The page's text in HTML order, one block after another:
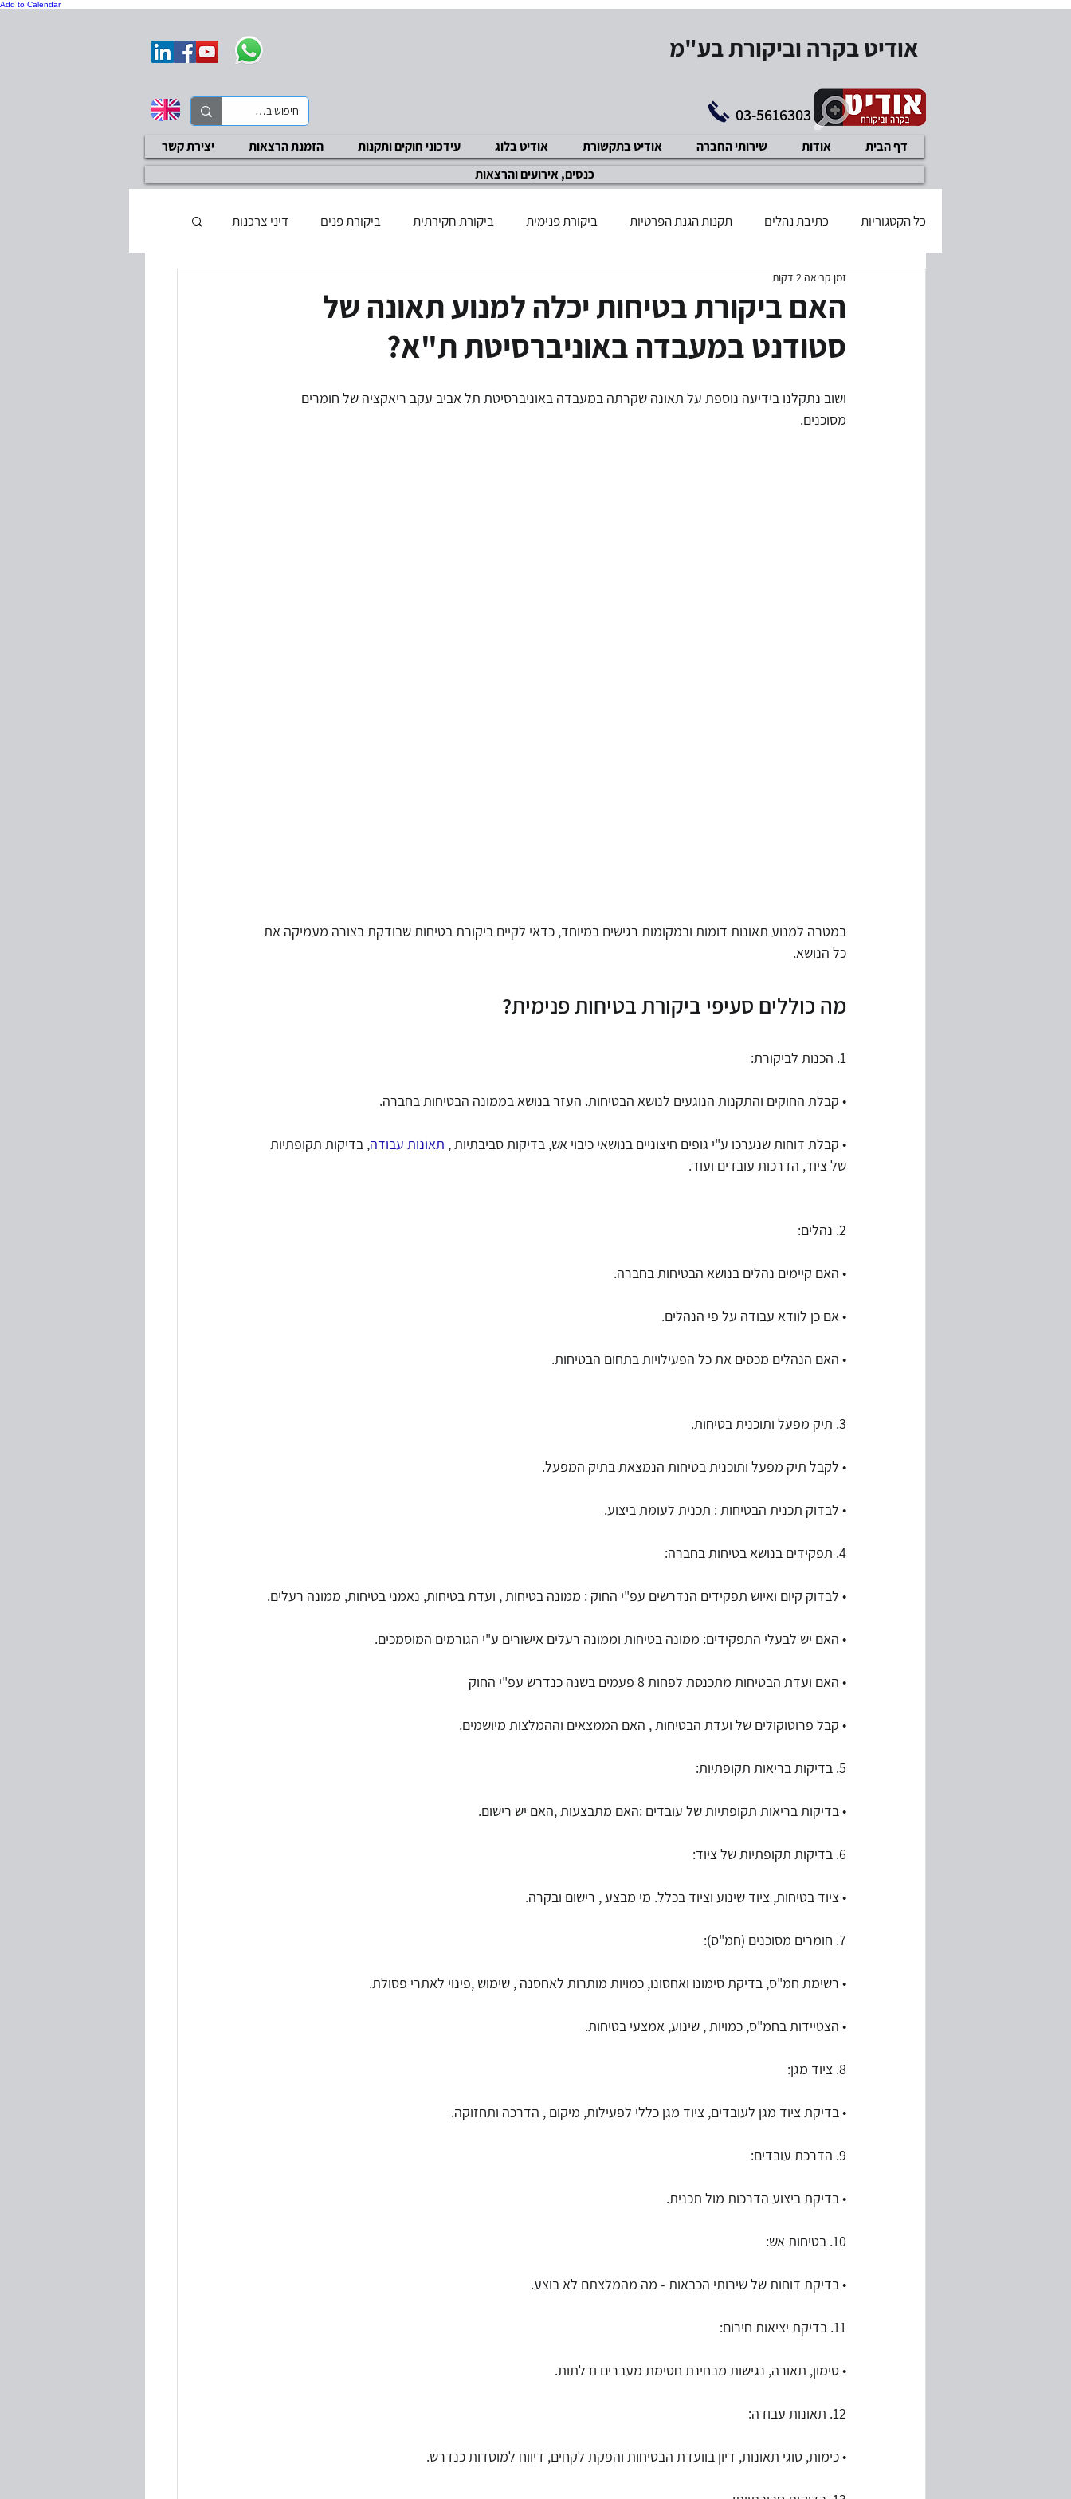
Add to Calendar
אודיט בקרה וביקורת בע"מ
03-5616303
דף הבית אודות שירותי החברה אודיט בתקשורת אודיט בלוג עידכוני חוקים ותקנות הזמנת הרצאות
יצירת קשר
כנסים, אירועים והרצאות
כל הקטגוריות כתיבת נהלים תקנות הגנת הפרטיות ביקורת פנימית ביקורת חקירתית ביקורת פנים דיני צרכנות
בודק שכר מוסמך דיני עבודה
תוכנית עיסקית איזון משאבים ציות ואכיפה מנהלית מניעת הטרדה מינית אבטחת מידע
מסחר אלקטרוני חוק הגנת הפרטיות
האם ביקורת בטיחות יכלה למנוע תאונה של
סטודנט במעבדה באוניברסיטת ת"א?
זמן קריאה 2 דקות
ושוב נתקלנו בידיעה נוספת על תאונה שקרתה במעבדה באוניברסיטת תל אביב עקב ריאקציה של חומרים
מסוכנים.
במטרה למנוע תאונות דומות ובמקומות רגישים במיוחד, כדאי לקיים ביקורת בטיחות שבודקת בצורה מעמיקה את
כל הנושא.
מה כוללים סעיפי ביקורת בטיחות פנימית?
1. הכנות לביקורת:
• קבלת החוקים והתקנות הנוגעים לנושא הבטיחות. העזר בנושא בממונה הבטיחות בחברה.
• קבלת דוחות שנערכו ע"י גופים חיצוניים בנושאי כיבוי אש, בדיקות סביבתיות , תאונות עבודה, בדיקות תקופתיות
של ציוד, הדרכות עובדים ועוד.
2. נהלים:
• האם קיימים נהלים בנושא הבטיחות בחברה.
• אם כן לוודא עבודה על פי הנהלים.
• האם הנהלים מכסים את כל הפעילויות בתחום הבטיחות.
3. תיק מפעל ותוכנית בטיחות.
• לקבל תיק מפעל ותוכנית בטיחות הנמצאת בתיק המפעל.
• לבדוק תכנית הבטיחות : תכנית לעומת ביצוע.
4. תפקידים בנושא בטיחות בחברה:
• לבדוק קיום ואיוש תפקידים הנדרשים עפ"י החוק : ממונה בטיחות , ועדת בטיחות, נאמני בטיחות, ממונה רעלים.
• האם יש לבעלי התפקידים: ממונה בטיחות וממונה רעלים אישורים ע"י הגורמים המוסמכים.
• האם ועדת הבטיחות מתכנסת לפחות 8 פעמים בשנה כנדרש עפ"י החוק
• קבל פרוטוקולים של ועדת הבטיחות , האם הממצאים וההמלצות מיושמים.
5. בדיקות בריאות תקופתיות:
• בדיקות בריאות תקופתיות של עובדים :האם מתבצעות ,האם יש רישום.
6. בדיקות תקופתיות של ציוד:
• ציוד בטיחות, ציוד שינוע וציוד בכלל. מי מבצע , רישום ובקרה.
7. חומרים מסוכנים (חמ"ס):
• רשימת חמ"ס, בדיקת סימונו ואחסונו, כמויות מותרות לאחסנה , שימוש ,פינוי לאתרי פסולת.
• הצטיידות בחמ"ס, כמויות , שינוע, אמצעי בטיחות.
8. ציוד מגן:
• בדיקת ציוד מגן לעובדים, ציוד מגן כללי לפעילות, מיקום , הדרכה ותחזוקה.
9. הדרכת עובדים:
• בדיקת ביצוע הדרכות מול תכנית.
10. בטיחות אש:
• בדיקת דוחות של שירותי הכבאות - מה מהמלצתם לא בוצע.
11. בדיקת יציאות חירום:
• סימון, תאורה, נגישות מבחינת חסימת מעברים ודלתות.
12. תאונות עבודה:
• כימות, סוגי תאונות, דיון בוועדת הבטיחות והפקת לקחים, דיווח למוסדות כנדרש.